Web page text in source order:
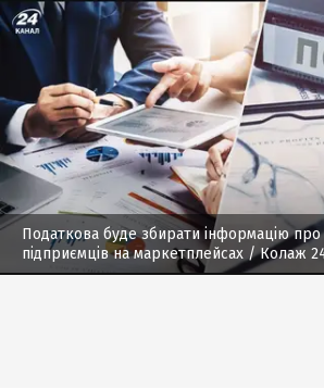
Податкова буде збирати інформацію про
підприємців на маркетплейсах / Колаж